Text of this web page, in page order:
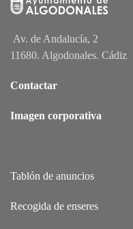
Av. de Andalucía, 2
11680. Algodonales. Cádiz
Contactar
Imagen corporativa
Tablón de anuncios
Recogida de enseres